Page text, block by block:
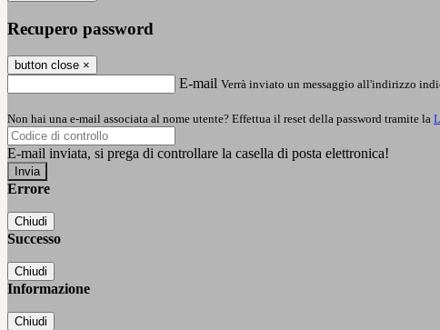
Recupero password
button close ×
E-mail Verrà inviato un messaggio all'indirizzo
Non hai una e-mail associata al nome utente? Effettua il reset della password tramite la
E-mail inviata, si prega di controllare la casella di posta elettronica!
Errore
Chiudi
Successo
Chiudi
Informazione
Chiudi